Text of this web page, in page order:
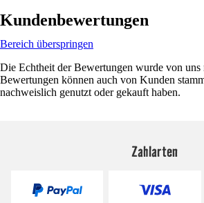
Kundenbewertungen
Bereich überspringen
Die Echtheit der Bewertungen wurde von uns
Bewertungen können auch von Kunden
nachweislich genutzt oder gekauft haben.
Zahlarten